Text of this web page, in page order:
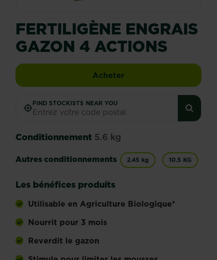
FERTILIGÈNE ENGRAIS
GAZON 4 ACTIONS
Acheter
FIND STOCKISTS NEAR YOU
Conditionnement 5.6 kg
Autres conditionnements 2.45 kg 10.5 KG
Les bénéfices produits
Utilisable en Agriculture Biologique*
Nourrit pour 3 mois
Reverdit le gazon